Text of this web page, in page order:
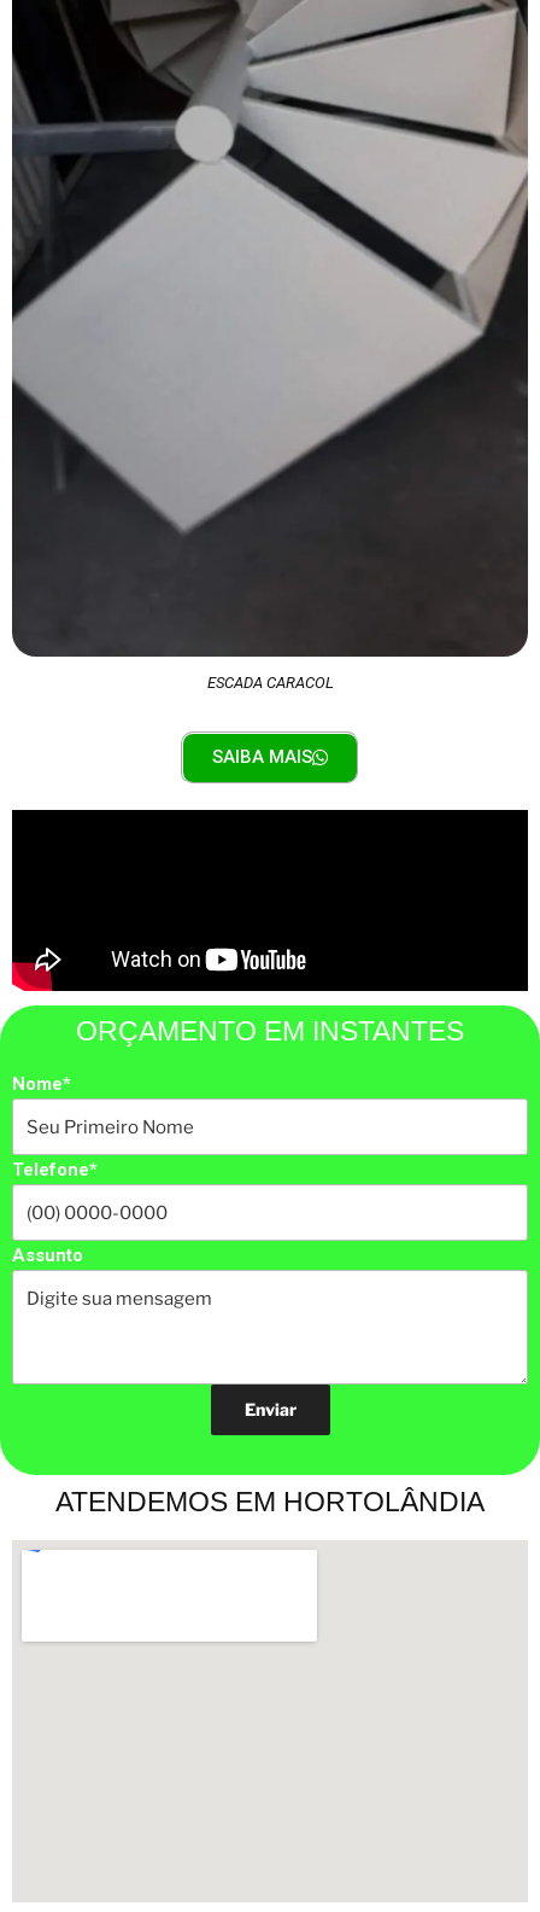
ESCADA CARACOL
SAIBA MAIS
ORÇAMENTO EM INSTANTES
Nome*
Telefone*
Assunto
ATENDEMOS EM HORTOLÂNDIA